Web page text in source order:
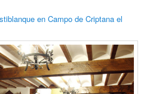
en Campo de Criptana el